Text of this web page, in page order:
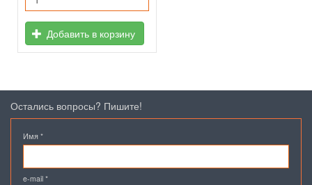
Добавить в корзину
Остались вопросы? Пишите!
Имя *
e-mail *